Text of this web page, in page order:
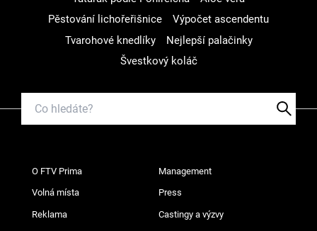
Pěstování lichořeřišnice
Výpočet ascendentu
Tvarohové knedlíky
Nejlepší palačinky
Švestkový koláč
O FTV Prima Management
Volná místa Press
Reklama Castingy a výzvy